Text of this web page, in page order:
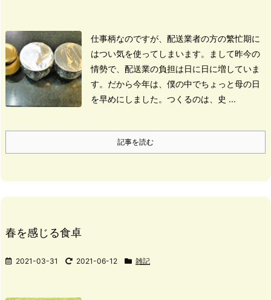
仕事柄なのですが、配送業者の方の繁忙期に
はつい気を使ってしまいます。
まして昨今の
情勢で、配送業の負担は日に日に増していま
す。 だから今年は、僕の中でちょっと母の日
を早めにしました。 つくるのは、史 ...
記事を読む
春を感じる食卓
2021-03-31 2021-06-12 雑記